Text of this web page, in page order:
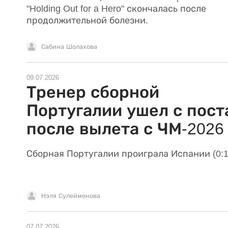
"Holding Out for a Hero" скончалась после
продолжительной болезни.
Сабина Шолахова
09.07.2026
Тренер сборной
Португалии ушел с
после вылета с ЧМ-2026
Сборная Португалии проиграла Испании
Нэля Сулейменова